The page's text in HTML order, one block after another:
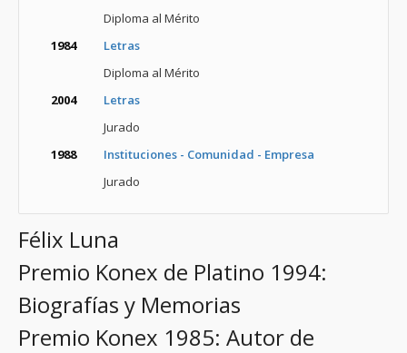
Diploma al Mérito
1984
Letras
Diploma al Mérito
2004
Letras
Jurado
1988
Instituciones - Comunidad - Empresa
Jurado
Félix Luna
Premio Konex de Platino 1994:
Biografías y Memorias
Premio Konex 1985: Autor de